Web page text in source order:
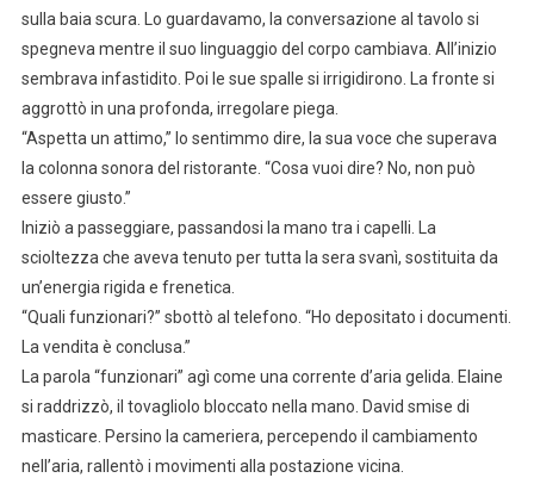
sulla baia scura. Lo guardavamo, la conversazione al tavolo si
spegneva mentre il suo linguaggio del corpo cambiava. All’inizio
sembrava infastidito. Poi le sue spalle si irrigidirono. La fronte si
aggrottò in una profonda, irregolare piega.
“Aspetta un attimo,” lo sentimmo dire, la sua voce che superava
la colonna sonora del ristorante. “Cosa vuoi dire? No, non può
essere giusto.”
Iniziò a passeggiare, passandosi la mano tra i capelli. La
scioltezza che aveva tenuto per tutta la sera svanì, sostituita da
un’energia rigida e frenetica.
“Quali funzionari?” sbottò al telefono. “Ho depositato i documenti.
La vendita è conclusa.”
La parola “funzionari” agì come una corrente d’aria gelida. Elaine
si raddrizzò, il tovagliolo bloccato nella mano. David smise di
masticare. Persino la cameriera, percependo il cambiamento
nell’aria, rallentò i movimenti alla postazione vicina.